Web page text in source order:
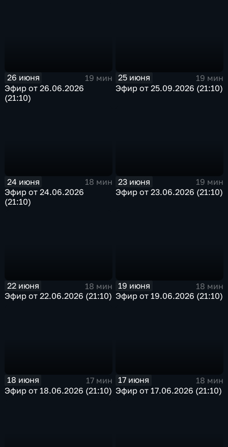
26 июня
19 мин
Эфир от 26.06.2026
(21:10)
25 июня
19 мин
Эфир от 25.09.2026 (21:10)
24 июня
18 мин
Эфир от 24.06.2026
(21:10)
23 июня
19 мин
Эфир от 23.06.2026 (21:10)
22 июня
18 мин
Эфир от 22.06.2026 (21:10)
19 июня
18 мин
Эфир от 19.06.2026 (21:10)
18 июня
17 мин
Эфир от 18.06.2026 (21:10)
17 июня
18 мин
Эфир от 17.06.2026 (21:10)